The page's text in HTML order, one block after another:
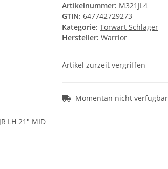
Artikelnummer: M321JL4
GTIN: 647742729273
Kategorie: Torwart Schläger
Hersteller: Warrior
Artikel zurzeit vergriffen
Momentan nicht verfügbar